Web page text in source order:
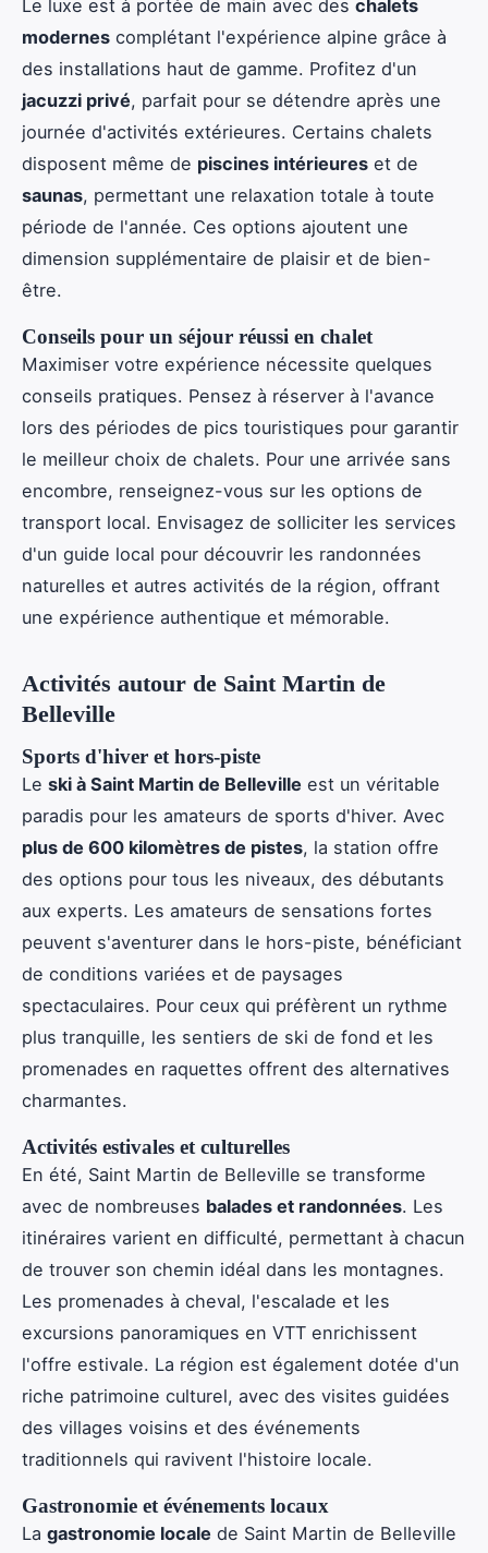
Le luxe est à portée de main avec des chalets
modernes complétant l'expérience alpine grâce à
des installations haut de gamme. Profitez d'un
jacuzzi privé, parfait pour se détendre après une
journée d'activités extérieures. Certains chalets
disposent même de piscines intérieures et de
saunas, permettant une relaxation totale à toute
période de l'année. Ces options ajoutent une
dimension supplémentaire de plaisir et de bien-
être.
Conseils pour un séjour réussi en chalet
Maximiser votre expérience nécessite quelques
conseils pratiques. Pensez à réserver à l'avance
lors des périodes de pics touristiques pour garantir
le meilleur choix de chalets. Pour une arrivée sans
encombre, renseignez-vous sur les options de
transport local. Envisagez de solliciter les services
d'un guide local pour découvrir les randonnées
naturelles et autres activités de la région, offrant
une expérience authentique et mémorable.
Activités autour de Saint Martin de
Belleville
Sports d'hiver et hors-piste
Le ski à Saint Martin de Belleville est un véritable
paradis pour les amateurs de sports d'hiver. Avec
plus de 600 kilomètres de pistes, la station offre
des options pour tous les niveaux, des débutants
aux experts. Les amateurs de sensations fortes
peuvent s'aventurer dans le hors-piste, bénéficiant
de conditions variées et de paysages
spectaculaires. Pour ceux qui préfèrent un rythme
plus tranquille, les sentiers de ski de fond et les
promenades en raquettes offrent des alternatives
charmantes.
Activités estivales et culturelles
En été, Saint Martin de Belleville se transforme
avec de nombreuses balades et randonnées. Les
itinéraires varient en difficulté, permettant à chacun
de trouver son chemin idéal dans les montagnes.
Les promenades à cheval, l'escalade et les
excursions panoramiques en VTT enrichissent
l'offre estivale. La région est également dotée d'un
riche patrimoine culturel, avec des visites guidées
des villages voisins et des événements
traditionnels qui ravivent l'histoire locale.
Gastronomie et événements locaux
La gastronomie locale de Saint Martin de Belleville